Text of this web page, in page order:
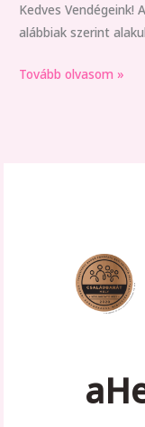
Kedves Vendégeink!
alábbiak szerint
Tovább olvasom »